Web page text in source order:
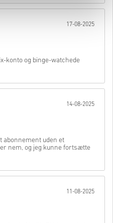
mail med et sikkert link til at få
17-08-2025
konto og binge-watchede
14-08-2025
abonnement uden et
nem, og jeg kunne fortsætte
11-08-2025